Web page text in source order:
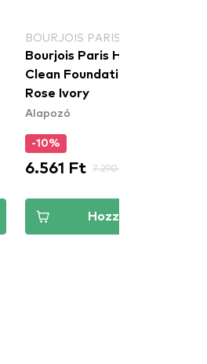
BOURJOIS PARIS
Bourjois Paris Healthy Mix
Clean Foundation - 50C
Rose Ivory
Alapozó
-10%
6.561 Ft 7.290 Ft
Hozzáadva